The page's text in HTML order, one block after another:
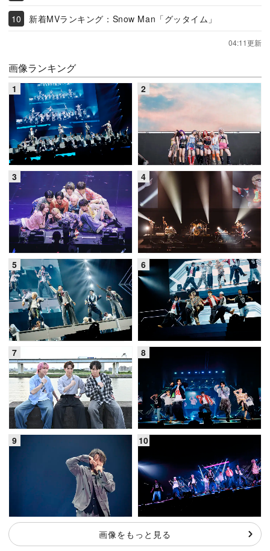
新着MVランキング：Snow Man「グッタイム」
04:11更新
画像ランキング
画像をもっと見る